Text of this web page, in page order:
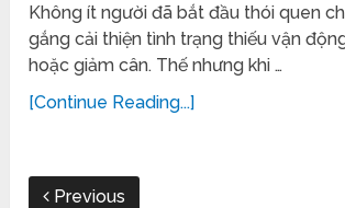
Không ít người đã bắt đầu thói quen
gắng cải thiện tình trạng thiếu vận
hoặc giảm cân. Thế nhưng khi …
[Continue Reading...]
Previous